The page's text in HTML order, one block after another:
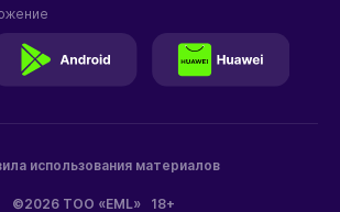
©2026 ТОО «EML» 18+
использования материалов